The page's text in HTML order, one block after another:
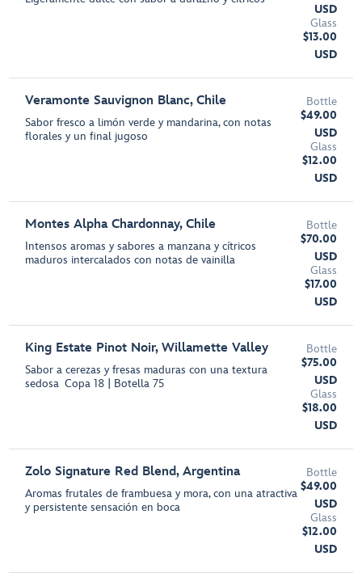
USD
Glass
$13.00
USD
Veramonte Sauvignon Blanc, Chile
Sabor fresco a limón verde y mandarina, con notas
florales y un final jugoso
Bottle
$49.00
USD
Glass
$12.00
USD
Montes Alpha Chardonnay, Chile
Intensos aromas y sabores a manzana y cítricos
maduros intercalados con notas de vainilla
Bottle
$70.00
USD
Glass
$17.00
USD
King Estate Pinot Noir, Willamette Valley
Sabor a cerezas y fresas maduras con una textura
sedosa Copa 18 | Botella 75
Bottle
$75.00
USD
Glass
$18.00
USD
Zolo Signature Red Blend, Argentina
Aromas frutales de frambuesa y mora, con una atractiva
y persistente sensación en boca
Bottle
$49.00
USD
Glass
$12.00
USD